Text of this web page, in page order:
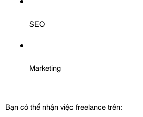
SEO
Marketing
Bạn có thể nhận việc freelance trên: